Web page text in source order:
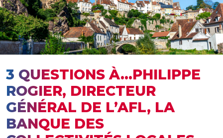
3 QUESTIONS À…PHILIPPE
ROGIER, DIRECTEUR
GÉNÉRAL DE L’AFL, LA
BANQUE DES